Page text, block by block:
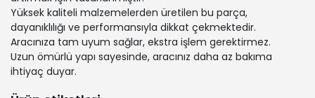
2.0 TDI (Dizel) - 110 Kw 150 Ps | 2020-
04-01 / -
SKODA | OCTAVIA III Combi (5E5, 5E6)
| 2.0 TSI RS (Benzin) - 180 Kw 245 Ps |
Yüksek kaliteli malzemelerden üretilen bu parça,
dayanıklılığı ve performansıyla dikkat çekmektedir.
Aracınıza tam uyum sağlar, ekstra işlem gerektirmez.
Uzun ömürlü yapı sayesinde, aracınız daha az bakıma
ihtiyaç duyar.